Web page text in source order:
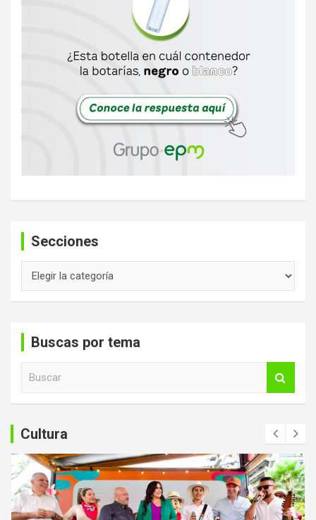
Secciones
Buscas por tema
a
r
Cultura